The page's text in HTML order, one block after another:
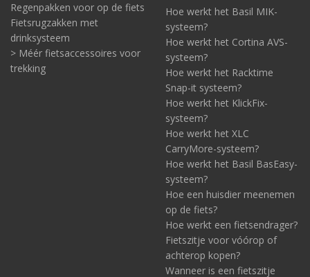
Regenpakken voor op de fiets
Fietsrugzakken met
drinksysteem
> Méér fietsaccessoires voor
trekking
Hoe werkt het Basil MIK-
systeem?
Hoe werkt het Cortina AVS-
systeem?
Hoe werkt het Racktime
Snap-it systeem?
Hoe werkt het KlickFix-
systeem?
Hoe werkt het XLC
CarryMore-systeem?
Hoe werkt het Basil BasEasy-
systeem?
Hoe een huisdier meenemen
op de fiets?
Hoe werkt een fietsendrager?
Fietszitje voor vóórop of
achterop kopen?
Wanneer is een fietszitje